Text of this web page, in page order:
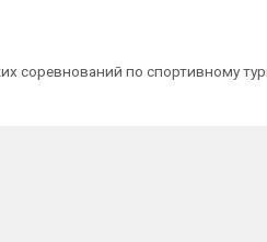
соревнований по спортивному